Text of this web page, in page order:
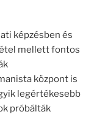
képzésben és
mellett fontos
központ is
legértékesebb
próbálták